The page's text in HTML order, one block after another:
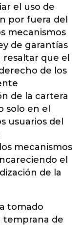
el uso de
por fuera del
mecanismos
de garantías
resaltar que el
de los
de la cartera
solo en el
usuarios del
mecanismos
el
de la
tomado
temprana de